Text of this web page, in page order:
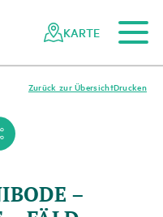
KARTE
Drucken
Zurück zur Übersicht
–